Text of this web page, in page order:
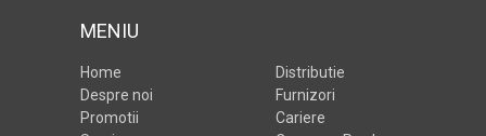
MENIU
Home
Despre noi
Promotii
Distributie
Furnizori
Cariere